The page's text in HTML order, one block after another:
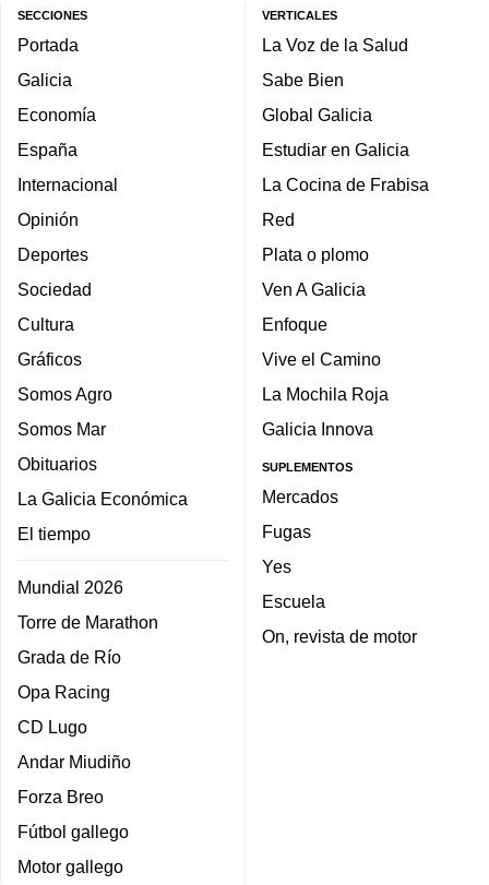
SECCIONES
Portada
Galicia
Economía
España
Internacional
Opinión
Deportes
Sociedad
Cultura
Gráficos
Somos Agro
Somos Mar
Obituarios
La Galicia Económica
El tiempo
Mundial 2026
Torre de Marathon
Grada de Río
Opa Racing
CD Lugo
Andar Miudiño
Forza Breo
Fútbol gallego
Motor gallego
VERTICALES
La Voz de la Salud
Sabe Bien
Global Galicia
Estudiar en Galicia
La Cocina de Frabisa
Red
Plata o plomo
Ven A Galicia
Enfoque
Vive el Camino
La Mochila Roja
Galicia Innova
SUPLEMENTOS
Mercados
Fugas
Yes
Escuela
On, revista de motor